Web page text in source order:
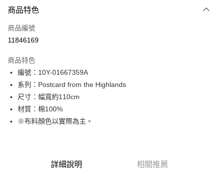
信用卡一次付款
超商取貨付款
Apple Pay
街口支付
Google Pay
AFTEE先享後付
商品特色
商品編號
11846169
商品特色
編號：10Y-01667359A
系列：Postcard from the Highlands
尺寸：幅寬約110cm
材質：棉100%
※布料顏色以實際為主。
詳細說明 相關推薦